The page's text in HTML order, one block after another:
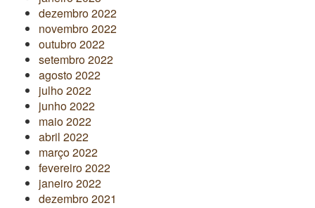
dezembro 2022
novembro 2022
outubro 2022
setembro 2022
agosto 2022
julho 2022
junho 2022
maio 2022
abril 2022
março 2022
fevereiro 2022
janeiro 2022
dezembro 2021